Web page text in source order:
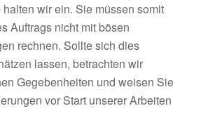
wir ein. Sie müssen somit
Auftrags nicht mit bösen
rechnen. Sollte sich dies
lassen, betrachten wir
Gegebenheiten und weisen Sie
vor Start unserer Arbeiten